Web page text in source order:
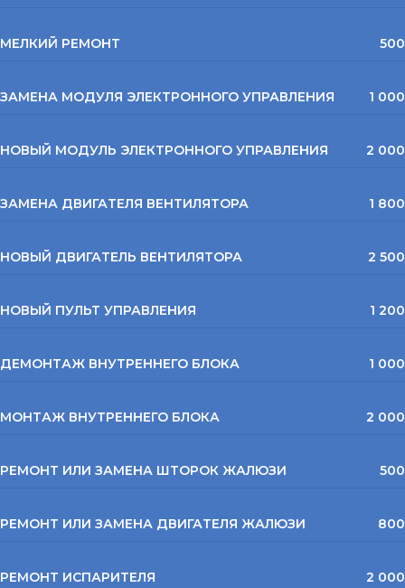
МЕЛКИЙ РЕМОНТ 500
ЗАМЕНА МОДУЛЯ ЭЛЕКТРОННОГО УПРАВЛЕНИЯ 1 000
НОВЫЙ МОДУЛЬ ЭЛЕКТРОННОГО УПРАВЛЕНИЯ 2 000
ЗАМЕНА ДВИГАТЕЛЯ ВЕНТИЛЯТОРА 1 800
НОВЫЙ ДВИГАТЕЛЬ ВЕНТИЛЯТОРА 2 500
НОВЫЙ ПУЛЬТ УПРАВЛЕНИЯ 1 200
ДЕМОНТАЖ ВНУТРЕННЕГО БЛОКА 1 000
МОНТАЖ ВНУТРЕННЕГО БЛОКА 2 000
РЕМОНТ ИЛИ ЗАМЕНА ШТОРОК ЖАЛЮЗИ 500
РЕМОНТ ИЛИ ЗАМЕНА ДВИГАТЕЛЯ ЖАЛЮЗИ 800
РЕМОНТ ИСПАРИТЕЛЯ 2 000